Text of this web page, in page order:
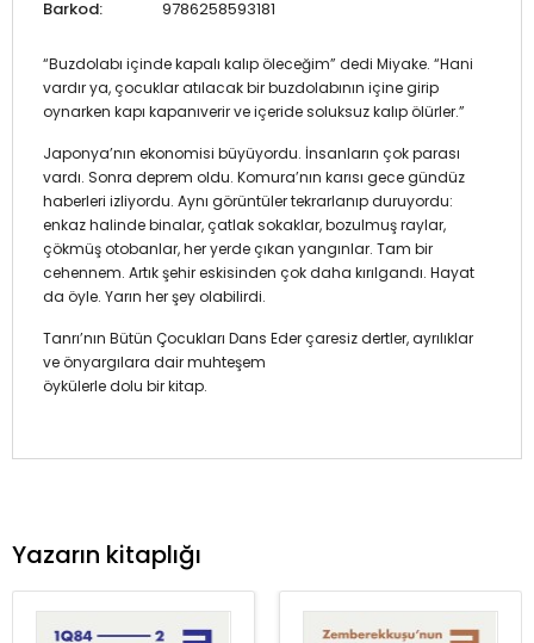
Barkod: 9786258593181
“Buzdolabı içinde kapalı kalıp öleceğim” dedi Miyake. “Hani
vardır ya, çocuklar atılacak bir buzdolabının içine girip
oynarken kapı kapanıverir ve içeride soluksuz kalıp ölürler.”
Japonya’nın ekonomisi büyüyordu. İnsanların çok parası
vardı. Sonra deprem oldu. Komura’nın karısı gece gündüz
haberleri izliyordu. Aynı görüntüler tekrarlanıp duruyordu:
enkaz halinde binalar, çatlak sokaklar, bozulmuş raylar,
çökmüş otobanlar, her yerde çıkan yangınlar. Tam bir
cehennem. Artık şehir eskisinden çok daha kırılgandı. Hayat
da öyle. Yarın her şey olabilirdi.
Tanrı’nın Bütün Çocukları Dans Eder çaresiz dertler, ayrılıklar
ve önyargılara dair muhteşem
öykülerle dolu bir kitap.
Yazarın kitaplığı